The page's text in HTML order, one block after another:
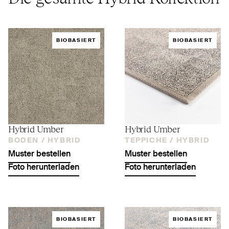
BIOBASIERT
Hybrid Umber
BODEN / HYBRID
Muster bestellen
Foto herunterladen
BIOBASIERT
Hybrid Umber
TEPPICHE / HYBRID
Muster bestellen
Foto herunterladen
BIOBASIERT BIOBASIERT